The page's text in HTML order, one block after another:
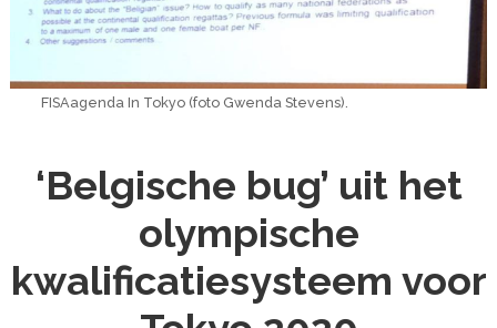
FISAagenda In Tokyo (foto Gwenda Stevens).
‘Belgische bug’ uit het
olympische
kwalificatiesysteem voor